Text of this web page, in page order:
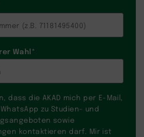
Wahl*
dass die AKAD mich per E-Mail,
zu Studien- und
sowie
kontaktieren darf. Mir ist